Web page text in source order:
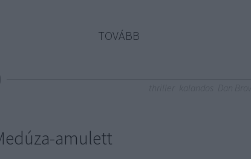
TOVÁBB
amulett